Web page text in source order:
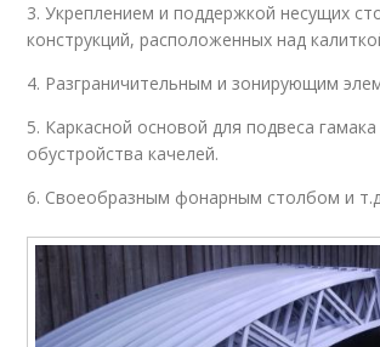
3. Укреплением и поддержкой несущих
конструкций, расположенных над
4. Разграничительным и зонирующим
5. Каркасной основой для подвеса гамака
обустройства качелей.
6. Своеобразным фонарным столбом и